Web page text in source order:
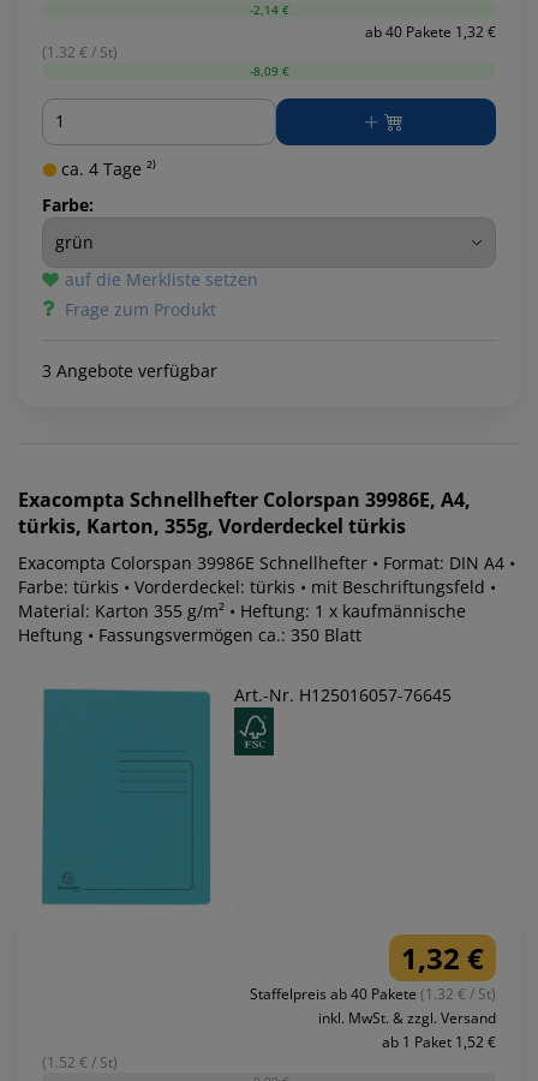
-2,14 €
ab 40 Pakete 1,32 €
(1.32 € / St)
-8,09 €
Menge
ca. 4 Tage ²⁾
Farbe:
auf die Merkliste setzen
Frage zum Produkt
3 Angebote verfügbar
Exacompta Schnellhefter Colorspan 39986E, A4,
türkis, Karton, 355g, Vorderdeckel türkis
Exacompta Colorspan 39986E Schnellhefter • Format: DIN A4 •
Farbe: türkis • Vorderdeckel: türkis • mit Beschriftungsfeld •
Material: Karton 355 g/m² • Heftung: 1 x kaufmännische
Heftung • Fassungsvermögen ca.: 350 Blatt
Art.-Nr. H125016057-76645
1,32 €
Staffelpreis ab 40 Pakete (1.32 € / St)
inkl. MwSt. & zzgl. Versand
ab 1 Paket 1,52 €
(1.52 € / St)